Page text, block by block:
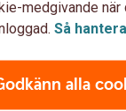
medgivande
Så
alla